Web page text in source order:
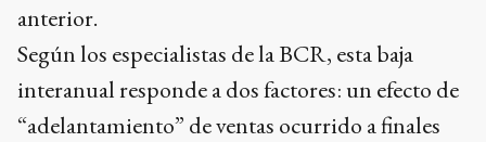
anterior.
Según los especialistas de la BCR, esta baja
interanual responde a dos factores: un efecto de
“adelantamiento” de ventas ocurrido a finales